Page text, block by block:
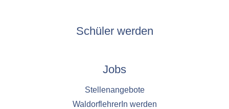
Schüler werden
Jobs
Stellenangebote
WaldorflehrerIn werden